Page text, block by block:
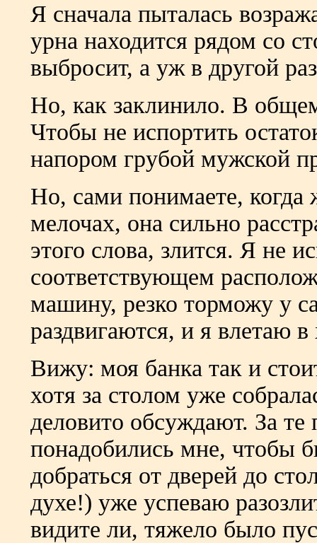
Я сначала пыталась
урна находится рядом со
выбросит, а уж в другой
Но, как заклинило. В
Чтобы не испортить
напором грубой мужской
Но, сами понимаете, когда
мелочах, она сильно
этого слова, злится. Я не
соответствующем
машину, резко торможу у
раздвигаются, и я влетаю в
Вижу: моя банка так и
хотя за столом уже
деловито обсуждают. За те
понадобились мне, чтобы
добраться от дверей до
духе!) уже успеваю
видите ли, тяжело было